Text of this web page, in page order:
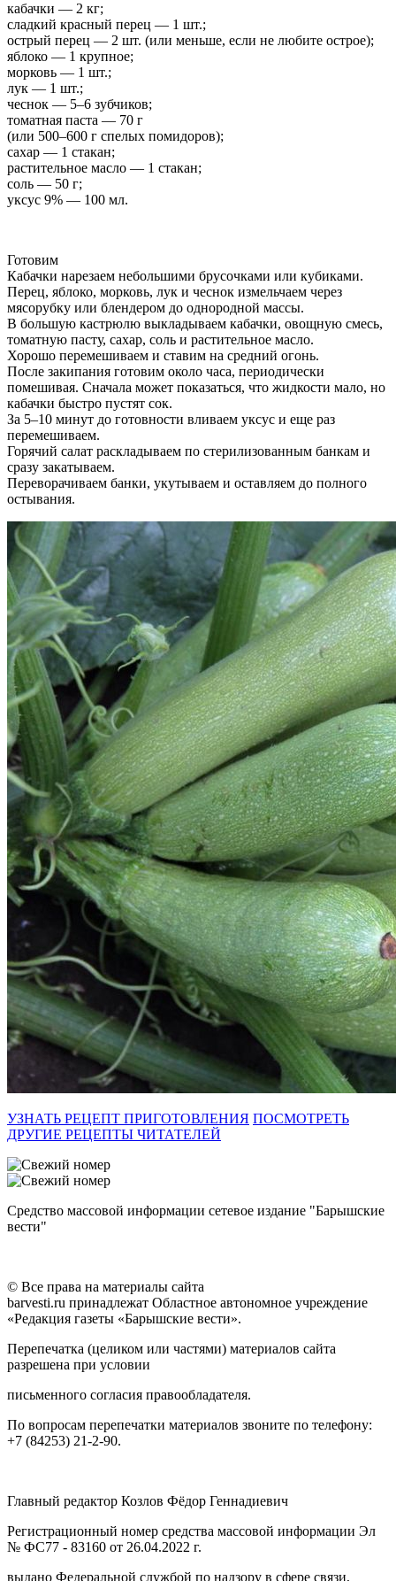
кабачки — 2 кг;
сладкий красный перец — 1 шт.;
острый перец — 2 шт. (или меньше, если не любите острое);
яблоко — 1 крупное;
морковь — 1 шт.;
лук — 1 шт.;
чеснок — 5–6 зубчиков;
томатная паста — 70 г
(или 500–600 г спелых помидоров);
сахар — 1 стакан;
растительное масло — 1 стакан;
соль — 50 г;
уксус 9% — 100 мл.
Готовим
Кабачки нарезаем небольшими брусочками или кубиками.
Перец, яблоко, морковь, лук и чеснок измельчаем через
мясорубку или блендером до однородной массы.
В большую кастрюлю выкладываем кабачки, овощную смесь,
томатную пасту, сахар, соль и растительное масло.
Хорошо перемешиваем и ставим на средний огонь.
После закипания готовим около часа, периодически
помешивая. Сначала может показаться, что жидкости мало, но
кабачки быстро пустят сок.
За 5–10 минут до готовности вливаем уксус и еще раз
перемешиваем.
Горячий салат раскладываем по стерилизованным банкам и
сразу закатываем.
Переворачиваем банки, укутываем и оставляем до полного
остывания.
УЗНАТЬ РЕЦЕПТ ПРИГОТОВЛЕНИЯ ПОСМОТРЕТЬ
ДРУГИЕ РЕЦЕПТЫ ЧИТАТЕЛЕЙ
Средство массовой информации сетевое издание "Барышские
вести"
© Все права на материалы сайта
barvesti.ru принадлежат Областное автономное учреждение
«Редакция газеты «Барышские вести».
Перепечатка (целиком или частями) материалов сайта
разрешена при условии
письменного согласия правообладателя.
По вопросам перепечатки материалов звоните по телефону:
+7 (84253) 21-2-90.
Главный редактор Козлов Фёдор Геннадиевич
Регистрационный номер средства массовой информации Эл
№ ФС77 - 83160 от 26.04.2022 г.
выдано Федеральной службой по надзору в сфере связи,